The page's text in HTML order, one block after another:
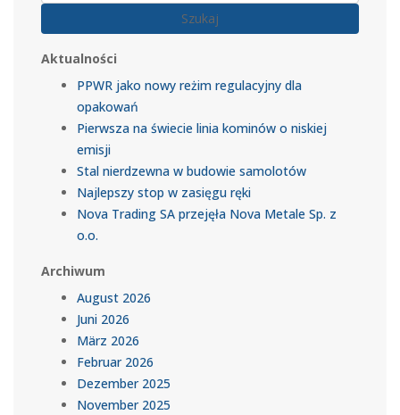
Szukaj
Aktualności
PPWR jako nowy reżim regulacyjny dla
opakowań
Pierwsza na świecie linia kominów o niskiej
emisji
Stal nierdzewna w budowie samolotów
Najlepszy stop w zasięgu ręki
Nova Trading SA przejęła Nova Metale Sp. z
o.o.
Archiwum
August 2026
Juni 2026
März 2026
Februar 2026
Dezember 2025
November 2025